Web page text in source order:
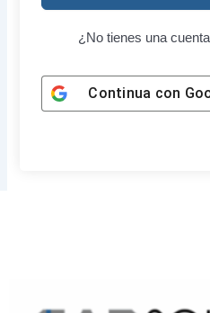
¿No tienes una
Continua con